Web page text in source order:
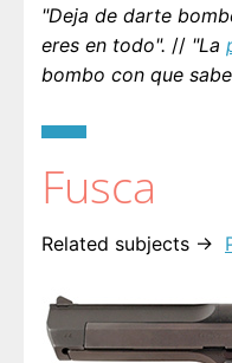
"Deja de darte
eres en todo". // "La
bombo con que
Fusca
Related subjects →